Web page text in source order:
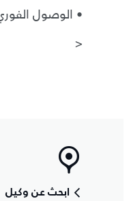
• الوصول
<
ابحث عن وكيل